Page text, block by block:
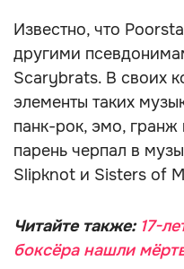
Известно, что
другими
Scarybrats. В своих
элементы таких
панк-рок, эмо,
парень черпал в
Slipknot и Sisters of
Читайте также:17-
боксёра нашли